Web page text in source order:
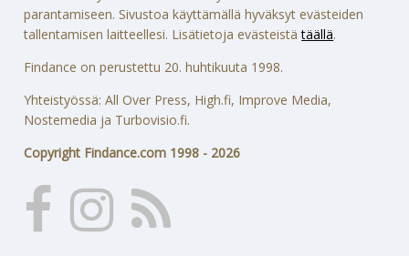
parantamiseen. Sivustoa käyttämällä hyväksyt evästeiden
tallentamisen laitteellesi. Lisätietoja evästeistätäällä.
Findance on perustettu 20. huhtikuuta 1998.
Yhteistyössä: All Over Press, High.fi, Improve Media,
Nostemedia ja Turbovisio.fi.
Copyright Findance.com 1998 - 2026